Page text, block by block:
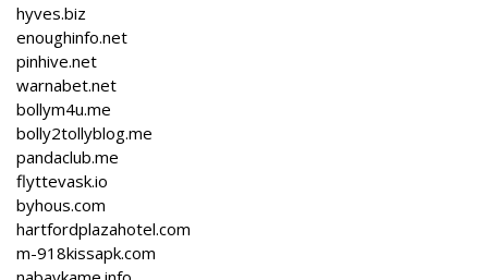
hyves.biz
enoughinfo.net
pinhive.net
warnabet.net
bollym4u.me
bolly2tollyblog.me
pandaclub.me
flyttevask.io
byhous.com
hartfordplazahotel.com
m-918kissapk.com